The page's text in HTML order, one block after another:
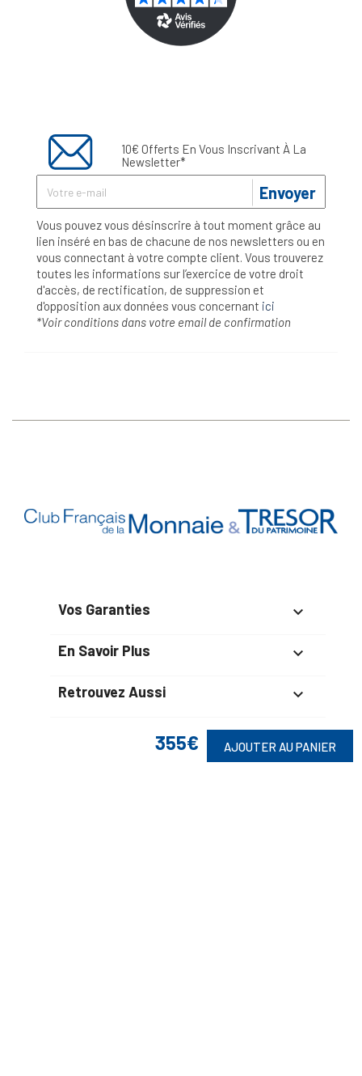
355€ AJOUTER AU PANIER
10€ Offerts En Vous Inscrivant À La
Newsletter*
Envoyer
Vous pouvez vous désinscrire à tout moment grâce au
lien inséré en bas de chacune de nos newsletters ou en
vous connectant à votre compte client. Vous trouverez
toutes les informations sur l’exercice de votre droit
d'accès, de rectification, de suppression et
d'opposition aux données vous concernant ici
*Voir conditions dans votre email de confirmation
Vos Garanties 
En Savoir Plus 
Retrouvez Aussi 